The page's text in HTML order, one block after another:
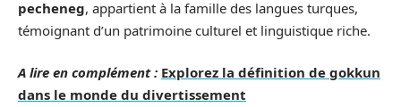
pecheneg, appartient à la famille des langues turques,
témoignant d’un patrimoine culturel et linguistique riche.
A lire en complément : Explorez la définition de gokkun
dans le monde du divertissement